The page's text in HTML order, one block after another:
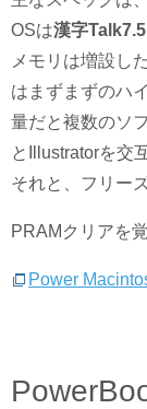
OSは漢字
メモリは増設し
はまずまずのハ
量だと複数のソ
とIllustratorを交
それと、フリー
PRAMクリアを
Power